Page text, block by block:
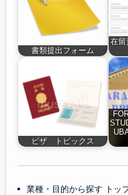
書類提出フォーム
在留
ビザ トピックス
業種・目的から探す トッ